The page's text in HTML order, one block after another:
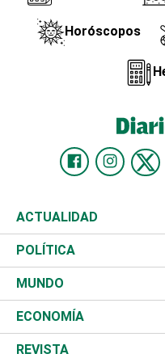
Horóscopos
ACTUALIDAD
Nacional
Ciudad
Educación
Salud
POLÍTICA
Partidos
JCE
TSE
MUNDO
Estados Unidos
América Latina
ECONOMÍA
Finanzas
REVISTA